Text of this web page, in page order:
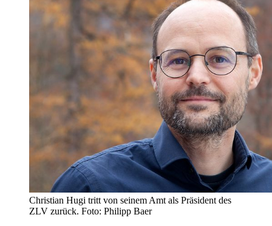
Christian Hugi tritt von seinem Amt als Präsident des
ZLV zurück. Foto: Philipp Baer